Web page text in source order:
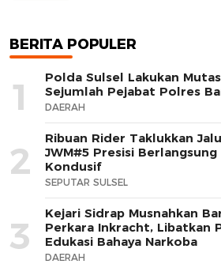
BERITA POPULER
1
Polda Sulsel Lakukan
Sejumlah Pejabat Polres
DAERAH
2
Ribuan Rider Taklukkan
JWM#5 Presisi Berlangsung
Kondusif
SEPUTAR SULSEL
3
Kejari Sidrap Musnahkan
Perkara Inkracht, Libatkan
Edukasi Bahaya Narkoba
DAERAH